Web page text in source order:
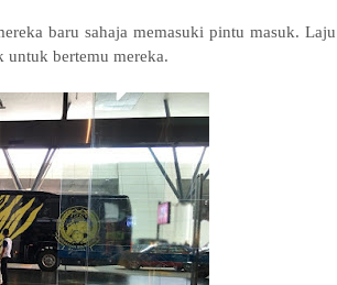
baru sahaja memasuki pintu masuk. Laju
untuk bertemu mereka.